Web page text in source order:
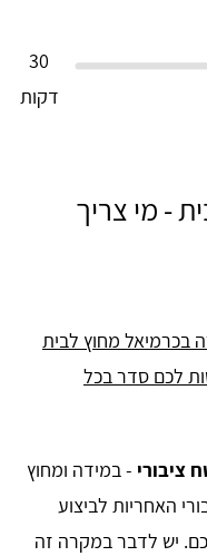
30
דקות
- מי צריך
בכרמיאל מחוץ לבית
לכם סדר בכל
ציבורי - במידה ומחוץ
האחריות לביצוע
יש לדבר במקרה זה